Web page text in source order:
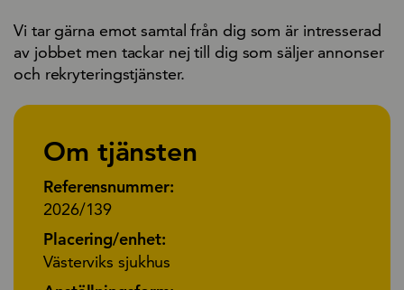
Vi tar gärna emot samtal från dig som är intresserad
av jobbet men tackar nej till dig som säljer annonser
och rekryteringstjänster.
Om tjänsten
Referensnummer:
2026/139
Placering/enhet:
Västerviks sjukhus